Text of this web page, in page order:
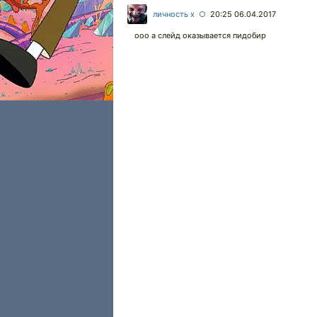
личность х ○ 20:25 06.04.2017
ооо а слейд оказывается пидобир